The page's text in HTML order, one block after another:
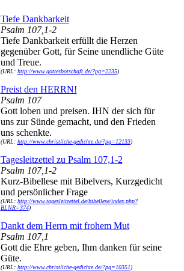
Tiefe Dankbarkeit
Psalm 107,1-2
Tiefe Dankbarkeit erfüllt die Herzen
gegenüber Gott, für Seine unendliche Güte
und Treue.
(URL: http://www.gottesbotschaft.de/?pg=2235)
Preist den HERRN!
Psalm 107
Gott loben und preisen. IHN der sich für
uns zur Sünde gemacht, und den Frieden
uns schenkte.
(URL: http://www.christliche-gedichte.de/?pg=12133)
Tagesleitzettel zu Psalm 107,1-2
Psalm 107,1-2
Kurz-Bibellese mit Bibelvers, Kurzgedicht
und persönlicher Frage
(URL: http://www.tagesleitzettel.de/bibellese/index.php?
BLNR=374)
Dankt dem Herrn mit frohem Mut
Psalm 107,1
Gott die Ehre geben, Ihm danken für seine
Güte.
(URL: http://www.christliche-gedichte.de/?pg=10351)